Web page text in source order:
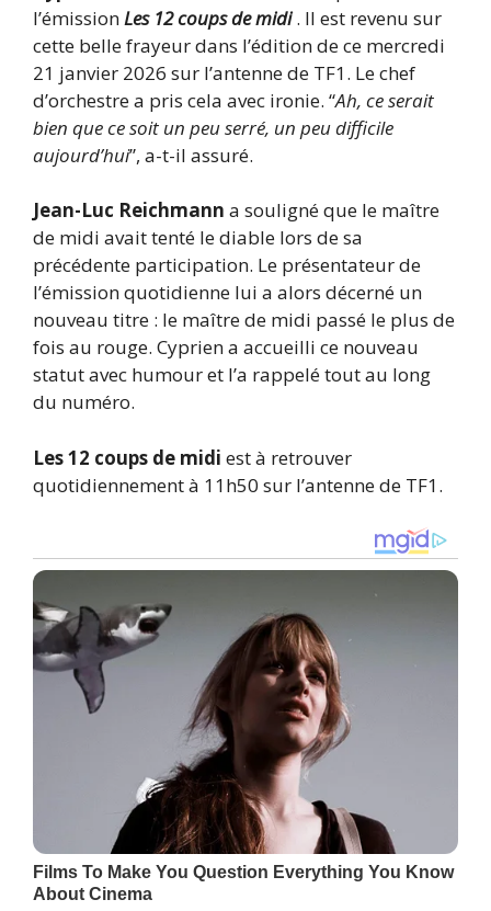
l’émission Les 12 coups de midi . Il est revenu sur
cette belle frayeur dans l’édition de ce mercredi
21 janvier 2026 sur l’antenne de TF1. Le chef
d’orchestre a pris cela avec ironie. “Ah, ce serait
bien que ce soit un peu serré, un peu difficile
aujourd’hui”, a-t-il assuré.
Jean-Luc Reichmann a souligné que le maître
de midi avait tenté le diable lors de sa
précédente participation. Le présentateur de
l’émission quotidienne lui a alors décerné un
nouveau titre : le maître de midi passé le plus de
fois au rouge. Cyprien a accueilli ce nouveau
statut avec humour et l’a rappelé tout au long
du numéro.
Les 12 coups de midi est à retrouver
quotidiennement à 11h50 sur l’antenne de TF1.